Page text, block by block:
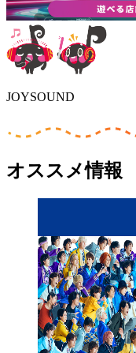
JOYSOUND
オススメ情報